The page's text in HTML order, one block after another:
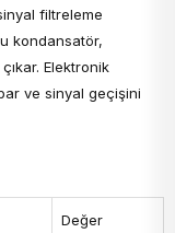
filtreleme
kondansatör,
Elektronik
ve sinyal geçişini
Değer